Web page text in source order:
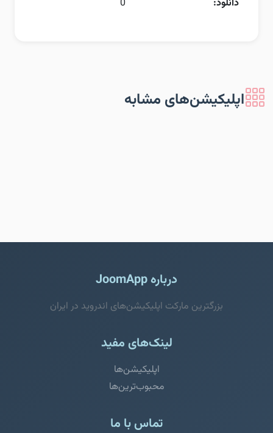
دانلود:
0
اپلیکیشن‌های مشابه
درباره JoomApp
بزرگترین مارکت اپلیکیشن‌های اندروید در ایران
لینک‌های مفید
اپلیکیشن‌ها
محبوب‌ترین‌ها
تماس با ما